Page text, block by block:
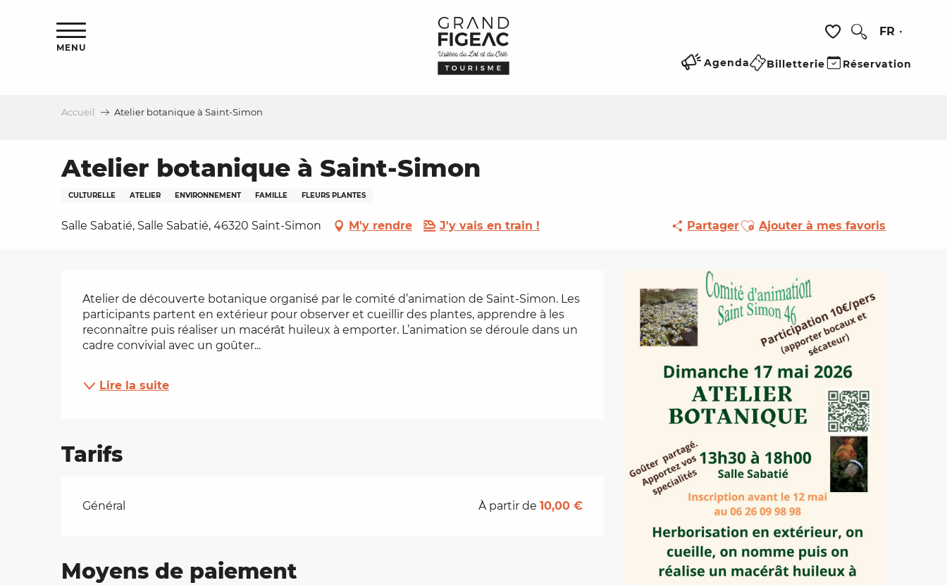
Voir les favoris
FR
MENU
Agenda Billetterie Réservation
Accueil Atelier botanique à Saint-Simon
Atelier botanique à Saint-Simon
CULTURELLE ATELIER ENVIRONNEMENT FAMILLE FLEURS PLANTES
Salle Sabatié, Salle Sabatié, 46320 Saint-Simon M'y rendre J'y vais en train ! PartagerAjouter aux favoris
Ajouter à mes favoris
Description
Atelier de découverte botanique organisé par le comité d’animation de Saint-Simon. Les
participants partent en extérieur pour observer et cueillir des plantes, apprendre à les
reconnaître puis réaliser un macérât huileux à emporter. L’animation se déroule dans un
cadre convivial avec un goûter...
Lire la suite
Tarifs
Tarifs 2026
Général À partir de10,00 €
Moyens de paiement